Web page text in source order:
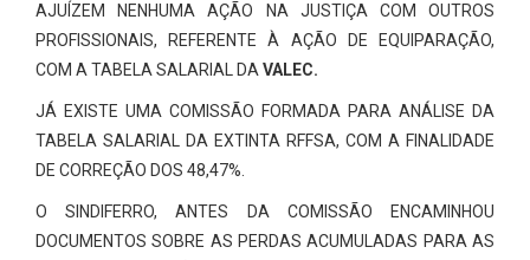
AJUÍZEM NENHUMA AÇÃO NA JUSTIÇA COM OUTROS
PROFISSIONAIS, REFERENTE À AÇÃO DE EQUIPARAÇÃO,
COM A TABELA SALARIAL DA VALEC.
JÁ EXISTE UMA COMISSÃO FORMADA PARA ANÁLISE DA
TABELA SALARIAL DA EXTINTA RFFSA, COM A FINALIDADE
DE CORREÇÃO DOS 48,47%.
O SINDIFERRO, ANTES DA COMISSÃO ENCAMINHOU
DOCUMENTOS SOBRE AS PERDAS ACUMULADAS PARA AS